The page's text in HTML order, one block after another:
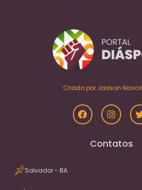
Criado por Jadson
Contatos
Salvador - BA